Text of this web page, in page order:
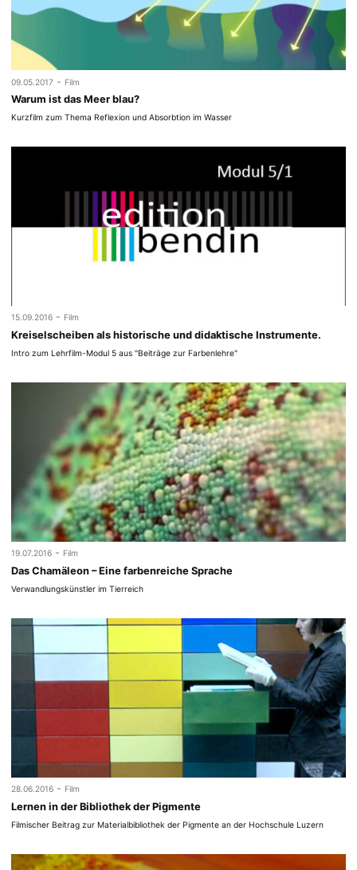
09.05.2017 - Film
Warum ist das Meer blau?
Kurzfilm zum Thema Reflexion und Absorbtion im Wasser
15.09.2016 - Film
Kreiselscheiben als historische und didaktische Instrumente.
Intro zum Lehrfilm-Modul 5 aus "Beiträge zur Farbenlehre"
19.07.2016 - Film
Das Chamäleon – Eine farbenreiche Sprache
Verwandlungskünstler im Tierreich
28.06.2016 - Film
Lernen in der Bibliothek der Pigmente
Filmischer Beitrag zur Materialbibliothek der Pigmente an der Hochschule Luzern